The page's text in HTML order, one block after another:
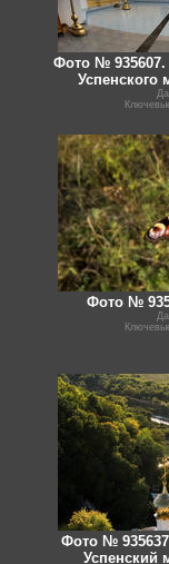
Фото № 935607.
Успенского
Фото №
Фото №
Успенский